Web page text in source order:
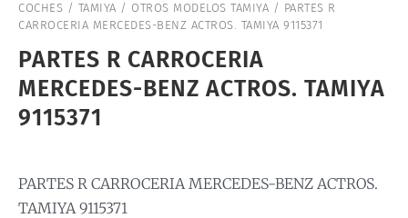
COCHES / TAMIYA / OTROS MODELOS TAMIYA / PARTES R
CARROCERIA MERCEDES-BENZ ACTROS. TAMIYA 9115371
PARTES R CARROCERIA
MERCEDES-BENZ ACTROS. TAMIYA
9115371
PARTES R CARROCERIA MERCEDES-BENZ ACTROS.
TAMIYA 9115371